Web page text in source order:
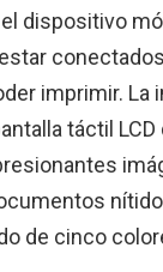
dispositivo
imprimir. La
táctil LCD
de cinco